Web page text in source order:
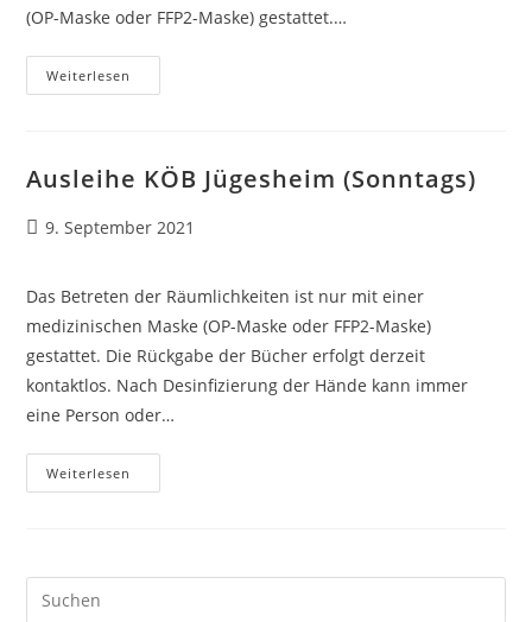
(OP-Maske oder FFP2-Maske) gestattet.…
Weiterlesen
KÖB
Ausleihe KÖB Jügesheim (Sonntags)
Beitrag
9. September 2021
Das Betreten der Räumlichkeiten ist nur mit einer
medizinischen Maske (OP-Maske oder FFP2-Maske)
gestattet. Die Rückgabe der Bücher erfolgt derzeit
kontaktlos. Nach Desinfizierung der Hände kann immer
eine Person oder…
Weiterlesen
KÖB